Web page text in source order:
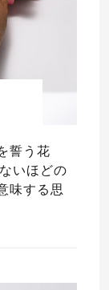
誓う花
いほどの
味する思